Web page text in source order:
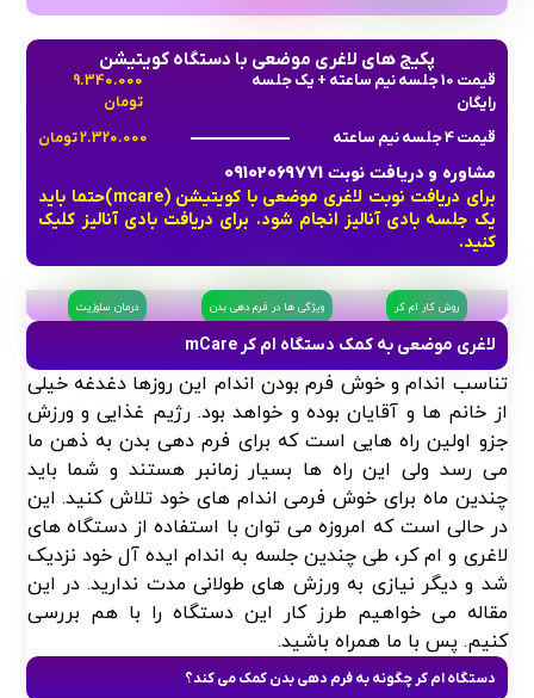
رایگان
تومان
2.320.000 تومان
مشاوره و دریافت نوبت 09102069771
برای دریافت نوبت لاغری موضعی با کویتیشن (mcare)حتما باید
یک جلسه بادی آنالیز انجام شود. برای دریافت بادی آنالیز کلیک
کنید.
روش کار ام کر ویژگی ها در فرم دهی بدن درمان سلوزیت
لاغری موضعی به کمک دستگاه ام کر mCare
تناسب اندام و خوش فرم بودن اندام این روزها دغدغه خیلی
از خانم ها و آقایان بوده و خواهد بود. رژیم غذایی و ورزش
جزو اولین راه هایی است که برای فرم دهی بدن به ذهن ما
می رسد ولی این راه ها بسیار زمانبر هستند و شما باید
چندین ماه برای خوش فرمی اندام های خود تلاش کنید. این
در حالی است که امروزه می توان با استفاده از دستگاه های
لاغری و ام کر، طی چندین جلسه به اندام ایده آل خود نزدیک
شد و دیگر نیازی به ورزش های طولانی مدت ندارید. در این
مقاله می خواهیم طرز کار این دستگاه را با هم بررسی
کنیم. پس با ما همراه باشید.
دستگاه ام کر چگونه به فرم دهی بدن کمک می کند؟
دستگاه ام کر، یک پروتکل اجرایی برای چربی های مقاوم در
برابر ورزش های سنگین و رژیم های غذایی طاقت فرسا دارد